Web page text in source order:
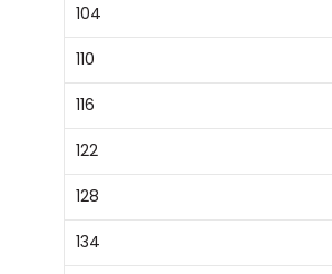
104
110
116
122
128
134